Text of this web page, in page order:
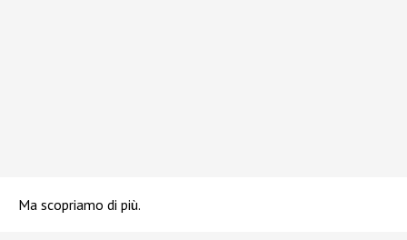
Ma scopriamo di più.